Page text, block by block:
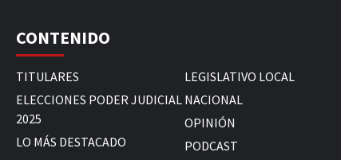
CONTENIDO
TITULARES
ELECCIONES PODER JUDICIAL
2025
LO MÁS DESTACADO
LEGISLATIVO LOCAL
NACIONAL
OPINIÓN
PODCAST